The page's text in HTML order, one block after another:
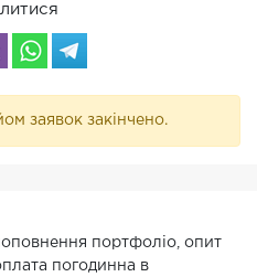
заявок закінчено.
портфоліо, опит
погодинна в